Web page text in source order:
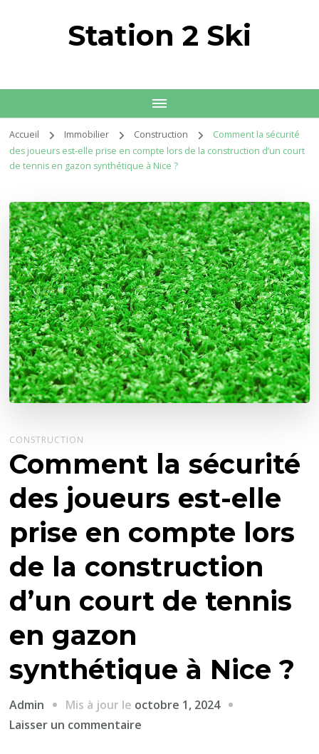
Station 2 Ski
Accueil Immobilier Construction
Comment la sécurité
des joueurs est-elle prise en compte lors de la construction d’un court
de tennis en gazon synthétique à Nice ?
CONSTRUCTION
Comment la sécurité
des joueurs est-elle
prise en compte lors
de la construction
d’un court de tennis
en gazon
synthétique à Nice ?
Admin Mis à jour le octobre 1, 2024
Laisser un commentaire